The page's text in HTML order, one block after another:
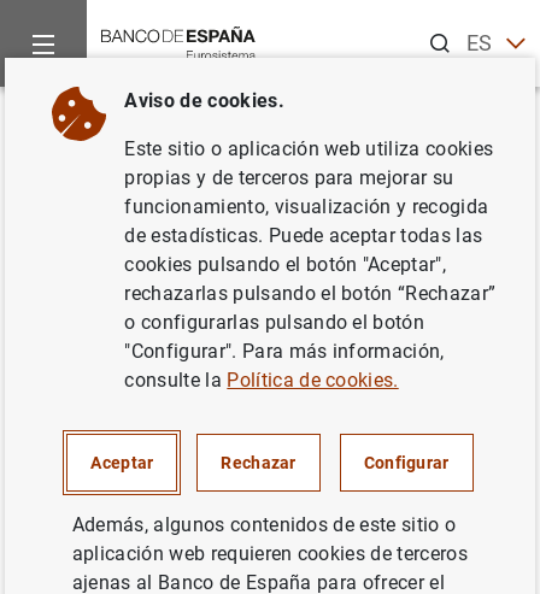
ESEN
Inicio Sobre el Banco
Volver
El camino hacia laUEM
Barre
En la década de los sesenta, dentro del proceso de
común. Sin embargo, ni los tratados vigentes incluían tal
posibilidad ni el sistema monetario internacional lo
demandaba, ya que hasta ese momento había
funcionado bien con un régimen de paridades fijas
estable.
Aviso de cookies.
Este sitio o aplicación web utiliza cookies
propias y de terceros para mejorar su
funcionamiento, visualización y recogida
de estadísticas. Puede aceptar todas las
cookies pulsando el botón "Aceptar",
rechazarlas pulsando el botón “Rechazar”
o configurarlas pulsando el botón
"Configurar". Para más información,
consulte la Política de cookies.
Aceptar Rechazar Configurar
Además, algunos contenidos de este sitio o
aplicación web requieren cookies de terceros
ajenas al Banco de España para ofrecer el